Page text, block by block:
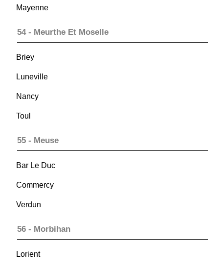
Mayenne
54 - Meurthe Et Moselle
Briey
Luneville
Nancy
Toul
55 - Meuse
Bar Le Duc
Commercy
Verdun
56 - Morbihan
Lorient